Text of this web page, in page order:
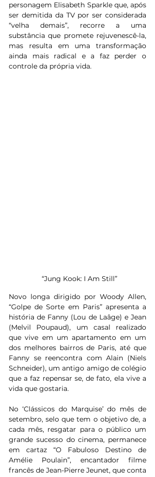
personagem Elisabeth Sparkle que, após
ser demitida da TV por ser considerada
“velha demais”, recorre a uma
substância que promete rejuvenescê-la,
mas resulta em uma transformação
ainda mais radical e a faz perder o
controle da própria vida.
  “Jung Kook: I Am Still”
Novo longa dirigido por Woody Allen,
“Golpe de Sorte em Paris” apresenta a
história de Fanny (Lou de Laâge) e Jean
(Melvil Poupaud), um casal realizado
que vive em um apartamento em um
dos melhores bairros de Paris, até que
Fanny se reencontra com Alain (Niels
Schneider), um antigo amigo de colégio
que a faz repensar se, de fato, ela vive a
vida que gostaria.
No ‘Clássicos do Marquise’ do mês de
setembro, selo que tem o objetivo de, a
cada mês, resgatar para o público um
grande sucesso do cinema, permanece
em cartaz “O Fabuloso Destino de
Amélie Poulain”, encantador filme
francês de Jean-Pierre Jeunet, que conta